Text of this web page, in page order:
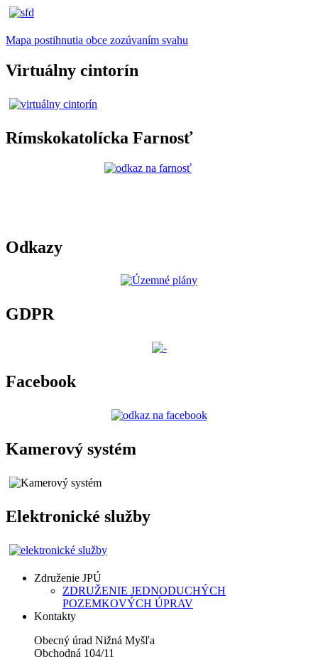
Mapa postihnutia obce zozúvaním svahu
Virtuálny cintorín
Rímskokatolícka Farnosť
Odkazy
GDPR
Facebook
Kamerový systém
Elektronické služby
Združenie JPÚ
ZDRUŽENIE JEDNODUCHÝCH
POZEMKOVÝCH ÚPRAV
Kontakty
Obecný úrad Nižná Myšľa
Obchodná 104/11